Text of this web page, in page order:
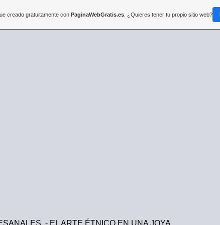
- EL ARTE ÉTNICO EN UNA JOYA
creado gratuitamente con PaginaWebGratis.es. ¿Quieres tener tu propio sitio web?